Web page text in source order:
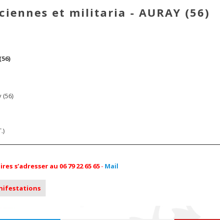
et militaria - AURAY (56)
(56)
s’adresser au 06 79 22 65 65- Mail